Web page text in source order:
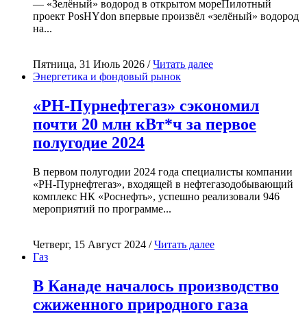
— «Зелёный» водород в открытом мореПилотный
проект PosHYdon впервые произвёл «зелёный» водород
на...
Пятница, 31 Июль 2026 /Читать далее
Энергетика и фондовый рынок
«РН-Пурнефтегаз» сэкономил
почти 20 млн кВт*ч за первое
полугодие 2024
В первом полугодии 2024 года специалисты компании
«РН-Пурнефтегаз», входящей в нефтегазодобывающий
комплекс НК «Роснефть», успешно реализовали 946
мероприятий по программе...
Четверг, 15 Август 2024 /Читать далее
Газ
В Канаде началось производство
сжиженного природного газа